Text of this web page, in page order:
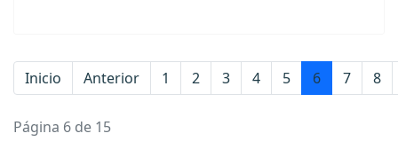
Inicio Anterior 1 2 3 4 5 6 7 8
Página 6 de 15